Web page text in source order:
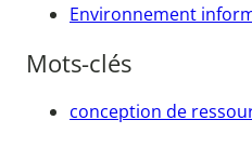
Environnement
Mots-clés
conception de